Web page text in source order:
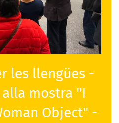
les llengües -
mostra "I
Object" -